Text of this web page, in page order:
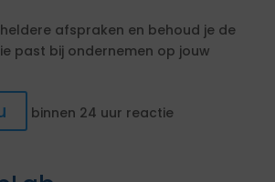
afspraken en behoud je de
past bij ondernemen op jouw
binnen 24 uur reactie